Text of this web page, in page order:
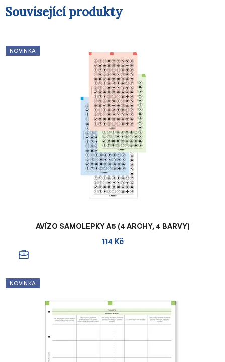
Související produkty
NOVINKA
AVÍZO SAMOLEPKY A5 (4 ARCHY, 4 BARVY)
114 Kč
NOVINKA